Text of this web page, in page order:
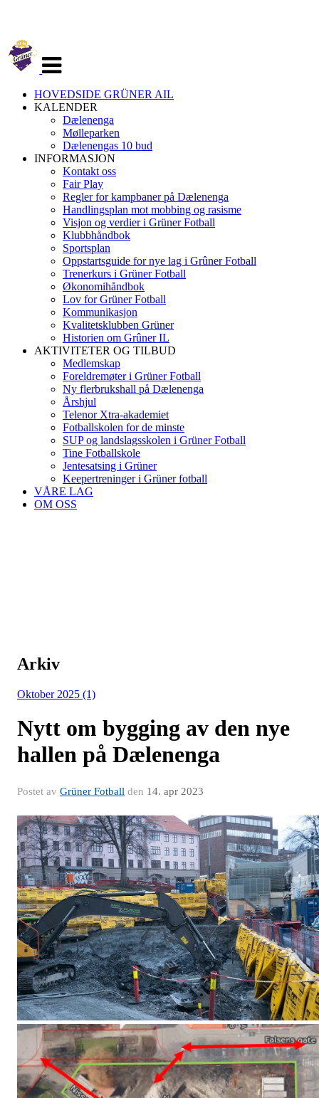
navigasjon
HOVEDSIDE GRÜNER AIL
KALENDER
Dælenenga
Mølleparken
Dælenengas 10 bud
INFORMASJON
Kontakt oss
Fair Play
Regler for kampbaner på Dælenenga
Handlingsplan mot mobbing og rasisme
Visjon og verdier i Grüner Fotball
Klubbhåndbok
Sportsplan
Oppstartsguide for nye lag i Grûner Fotball
Trenerkurs i Grüner Fotball
Økonomihåndbok
Lov for Grüner Fotball
Kommunikasjon
Kvalitetsklubben Grüner
Historien om Grûner IL
AKTIVITETER OG TILBUD
Medlemskap
Foreldremøter i Grüner Fotball
Ny flerbrukshall på Dælenenga
Årshjul
Telenor Xtra-akademiet
Fotballskolen for de minste
SUP og landslagsskolen i Grüner Fotball
Tine Fotballskole
Jentesatsing i Grüner
Keepertreninger i Grüner fotball
VÅRE LAG
OM OSS
Arkiv
Oktober 2025 (1)
Nytt om bygging av den nye
hallen på Dælenenga
Postet av Grüner Fotball den 14. apr 2023